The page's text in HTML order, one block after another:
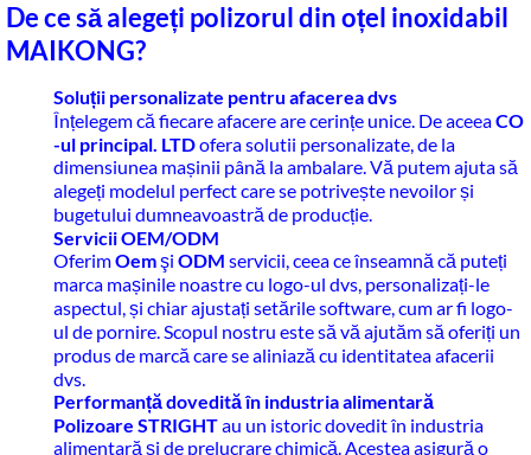
De ce să alegeți polizorul din oțel inoxidabil
MAIKONG?
Soluții personalizate pentru afacerea dvs
Înțelegem că fiecare afacere are cerințe unice. De aceeaCO
-ul principal. LTDofera solutii personalizate, de la
dimensiunea mașinii până la ambalare. Vă putem ajuta să
alegeți modelul perfect care se potrivește nevoilor și
bugetului dumneavoastră de producție.
Servicii OEM/ODM
OferimOemşi ODM servicii, ceea ce înseamnă că puteți
marca mașinile noastre cu logo-ul dvs, personalizați-le
aspectul, și chiar ajustați setările software, cum ar fi logo-
ul de pornire. Scopul nostru este să vă ajutăm să oferiți un
produs de marcă care se aliniază cu identitatea afacerii
dvs.
Performanță dovedită în industria alimentară
Polizoare STRIGHTau un istoric dovedit în industria
alimentară și de prelucrare chimică. Acestea asigură o